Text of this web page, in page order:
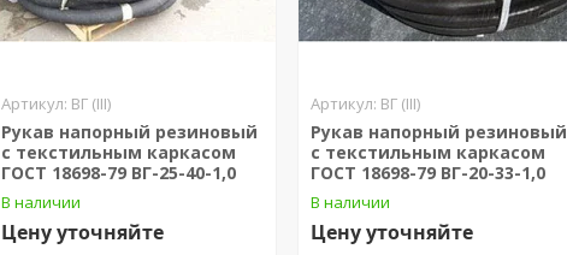
ВГ (III)
Рукав напорный резиновый
с текстильным каркасом
ГОСТ 18698-79 ВГ-25-40-1,0
В наличии
Цену уточняйте
ВГ (III)
Рукав напорный резиновый
с текстильным каркасом
ГОСТ 18698-79 ВГ-20-33-1,0
В наличии
Цену уточняйте